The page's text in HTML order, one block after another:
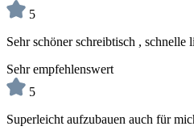
5
Sehr schöner schreibtisch , schnelle
Sehr empfehlenswert
5
Superleicht aufzubauen auch für